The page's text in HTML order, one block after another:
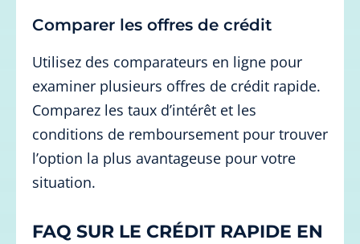
Comparer les offres de crédit
Utilisez des comparateurs en ligne pour
examiner plusieurs offres de crédit rapide.
Comparez les taux d’intérêt et les
conditions de remboursement pour trouver
l’option la plus avantageuse pour votre
situation.
FAQ SUR LE CRÉDIT RAPIDE EN